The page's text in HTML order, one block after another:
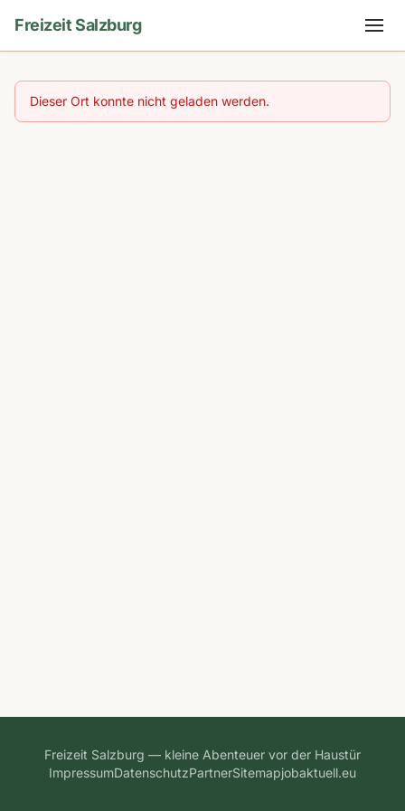
Freizeit Salzburg
Dieser Ort konnte nicht geladen werden.
Freizeit Salzburg — kleine Abenteuer vor der Haustür
ImpressumDatenschutzPartnerSitemapjobaktuell.eu